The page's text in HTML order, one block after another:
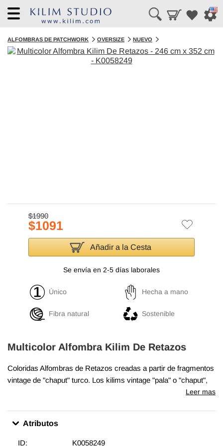
Menu
ALFOMBRAS DE PATCHWORK OVERSIZE NUEVO
$1990
$1091
Añadir a la Cesta
Se envía en 2-5 días laborales
Único Hecha a mano
Fibra natural Sostenible
Multicolor Alfombra Kilim De Retazos
Coloridas Alfombras de Retazos creadas a partir de fragmentos
vintage de "chaput" turco. Los kilims vintage "pala" o "chaput",
como se los llama en turco, son telas planas hechas a mano
cuidadosamente después para formar dos alfombras
reversibles, a veces tres aladas. El tejido de Chaput era una
Leer mas
Atributos
ID:
K0058249